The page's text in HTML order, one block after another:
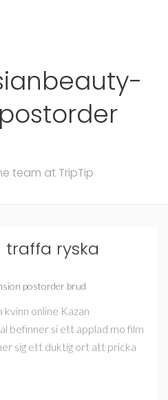
team at TripTip
ryska
postorder brud
online Kazan
befinner si ett applad mo film
sig ett duktig ort att pricka